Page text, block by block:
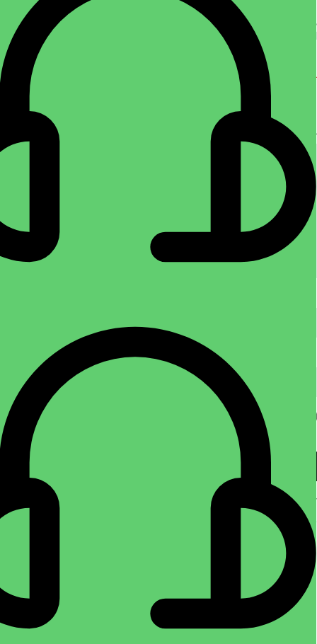
هیچ دیدگاهی برای این محصول نوشته نشده است.
اولین نفری باشید که دیدگاهی را ارسال می کنید برای “عایق ضد اب”
نشانی ایمیل شما منتشر نخواهد شد. بخش‌های موردنیاز علامت‌گذاری شده‌اند
*
دیدگاه شما
ذخیره نام، ایمیل و وبسایت من در مرورگر برای زمانی که دوباره دیدگاهی
Shipping & Delivery
محصولات مشابه
دانسیته ۸۰
پشم سنگ, پشم
پشم سنگ رولی فویل دار ضخامت ۵
دانسیته ۳۰
پشم